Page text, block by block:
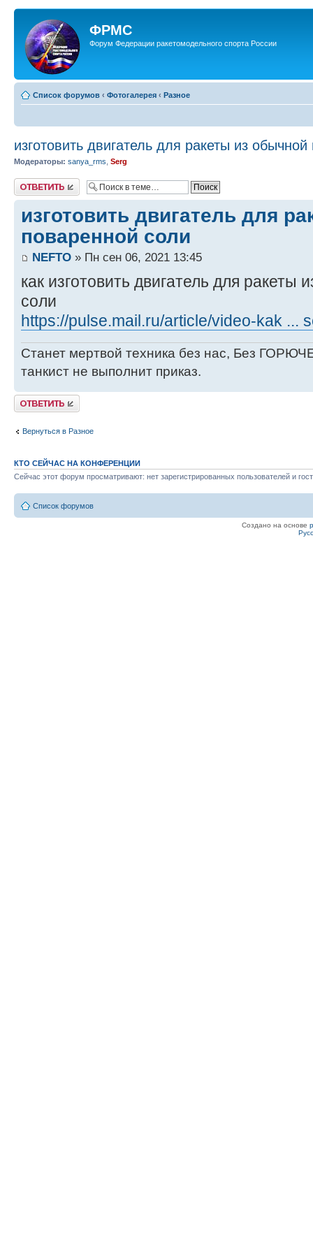
ФРМС
Форум Федерации ракетомодельного спорта России
Список форумов ‹ Фотогалерея ‹ Разное
изготовить двигатель для ракеты из
Модераторы: sanya_rms Serg
Ответить
изготовить двигатель для
поваренной соли
NEFTO » Пн сен 06, 2021 13:45
как изготовить двигатель для ракеты
соли
https://pulse.mail.ru/article/video-kak ...
Станет мертвой техника без нас, Без
танкист не выполнит приказ.
Ответить
Вернуться в Разное
КТО СЕЙЧАС НА КОНФЕРЕНЦИИ
Сейчас этот форум просматривают: нет зарегистрированных пользователей и
Список форумов
Создано на основе